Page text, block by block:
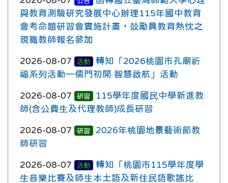
與教育測驗研究發展中心辦理115年國中教育
會考命題研習會實施計畫，鼓勵具教育熱忱之
現職教師報名參加
2026-08-07 活動
轉知「2026桃園市孔廟祈
福系列活動—儒門初開 智慧啟航」活動
2026-08-07 研習
115學年度國民中學新進教
師(含公費生及代理教師)成長研習
2026-08-07 研習
2026年桃園地景藝術節教
師研習
2026-08-07 活動
轉知「桃園市115學年度學
生音樂比賽及師生本土語及新住民語歌謠比